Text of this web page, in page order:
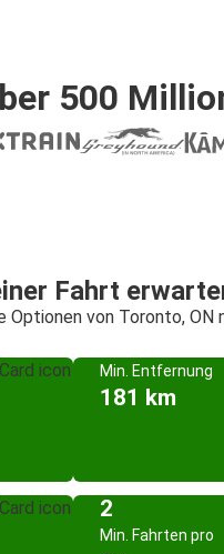
500
Fahrt
von Toronto, ON
Min. Entfernung
181 km
2
Min. Fahrten pro